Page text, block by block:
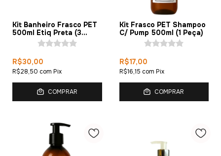
Kit Banheiro Frasco PET
500ml Etiq Preta (3
R$30,00
R$28,50 com Pix
COMPRAR
Kit Frasco PET Shampoo
C/ Pump 500ml (1 Peça)
R$17,00
R$16,15 com Pix
COMPRAR